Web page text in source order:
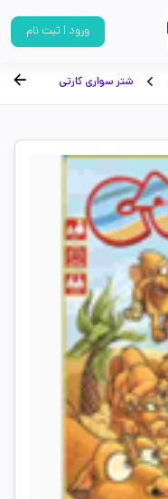
ورود | ثبت نام
شتر سواری کارتی